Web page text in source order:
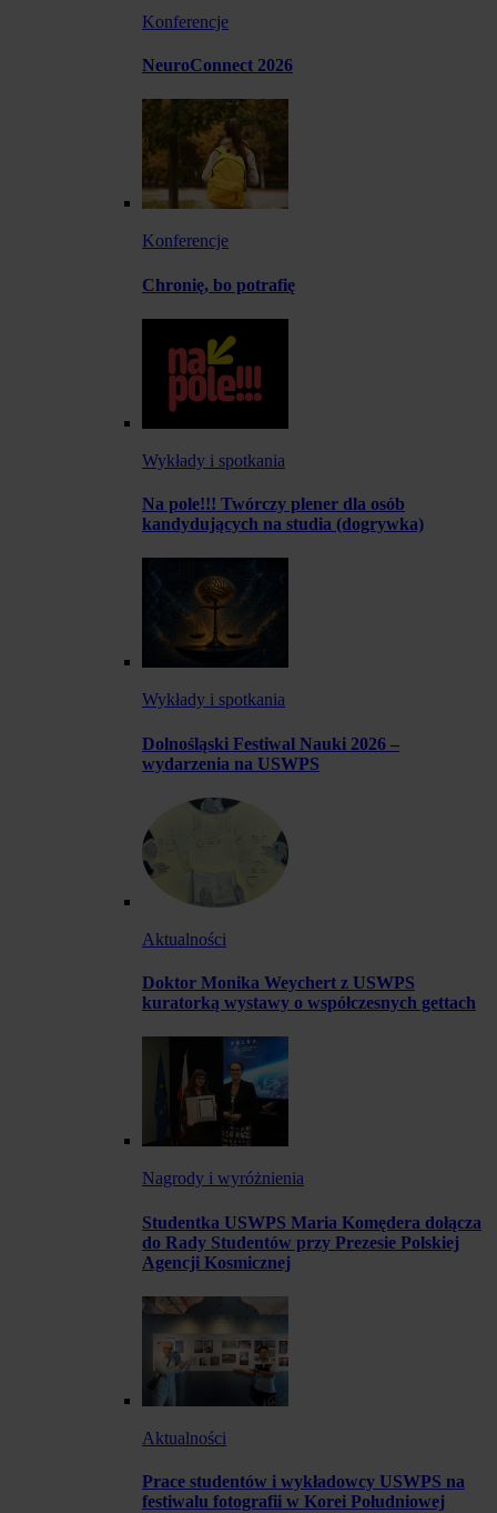
Konferencje
NeuroConnect 2026
Konferencje
Chronię, bo potrafię
Wykłady i spotkania
Na pole!!! Twórczy plener dla osób
kandydujących na studia (dogrywka)
Wykłady i spotkania
Dolnośląski Festiwal Nauki 2026 –
wydarzenia na USWPS
Aktualności
Doktor Monika Weychert z USWPS
kuratorką wystawy o współczesnych gettach
Nagrody i wyróżnienia
Studentka USWPS Maria Komędera dołącza
do Rady Studentów przy Prezesie Polskiej
Agencji Kosmicznej
Aktualności
Prace studentów i wykładowcy USWPS na
festiwalu fotografii w Korei Południowej